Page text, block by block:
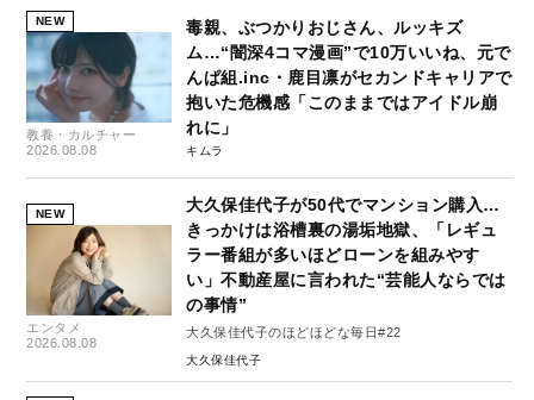
NEW
教養・カルチャー
2026.08.08
毒親、ぶつかりおじさん、ルッキズ
ム…“闇深4コマ漫画”で10万いいね、元で
んぱ組.inc・鹿目凛がセカンドキャリアで
抱いた危機感「このままではアイドル崩
れに」
キムラ
NEW
エンタメ
2026.08.08
大久保佳代子が50代でマンション購入…
きっかけは浴槽裏の湯垢地獄、「レギュ
ラー番組が多いほどローンを組みやす
い」不動産屋に言われた“芸能人ならでは
の事情”
大久保佳代子のほどほどな毎日#22
大久保佳代子